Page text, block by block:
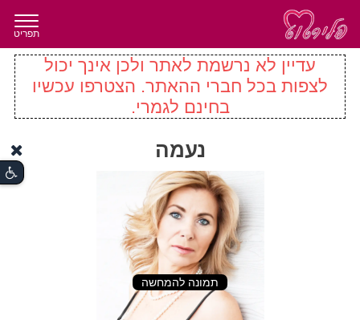
תפריט
עדיין לא נרשמת לאתר ולכן אינך יכול
לצפות בכל חברי ההאתר. הצטרפו עכשיו
בחינם לגמרי.
נעמה
תמונה להמחשה